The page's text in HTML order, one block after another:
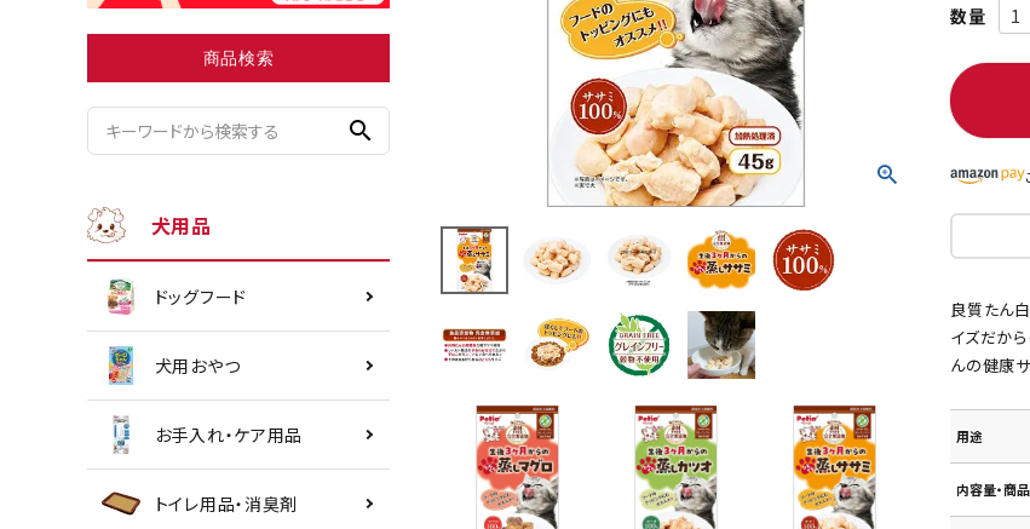
商品検索
search
犬用品
ドッグフード
犬用おやつ
お手入れ・ケア用品
トイレ用品・消臭剤
良質たん
イズだから
んの健康
用途
内容量・商